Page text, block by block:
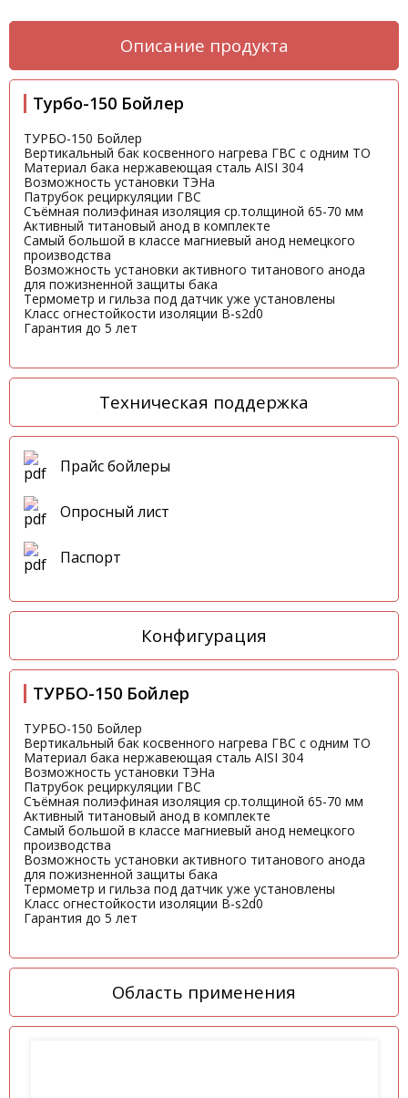
Описание продукта
Турбо-150 Бойлер
ТУРБО-150 Бойлер
Вертикальный бак косвенного нагрева ГВС с одним ТО
Материал бака нержавеющая сталь AISI 304
Возможность установки ТЭНа
Патрубок рециркуляции ГВС
Съёмная полиэфиная изоляция ср.толщиной 65-70 мм
Активный титановый анод в комплекте
Самый большой в классе магниевый анод немецкого
производства
Возможность установки активного титанового анода
для пожизненной защиты бака
Термометр и гильза под датчик уже установлены
Класс огнестойкости изоляции B-s2d0
Гарантия до 5 лет
Техническая поддержка
Прайс бойлеры
Опросный лист
Паспорт
Конфигурация
ТУРБО-150 Бойлер
ТУРБО-150 Бойлер
Вертикальный бак косвенного нагрева ГВС с одним ТО
Материал бака нержавеющая сталь AISI 304
Возможность установки ТЭНа
Патрубок рециркуляции ГВС
Съёмная полиэфиная изоляция ср.толщиной 65-70 мм
Активный титановый анод в комплекте
Самый большой в классе магниевый анод немецкого
производства
Возможность установки активного титанового анода
для пожизненной защиты бака
Термометр и гильза под датчик уже установлены
Класс огнестойкости изоляции B-s2d0
Гарантия до 5 лет
Область применения